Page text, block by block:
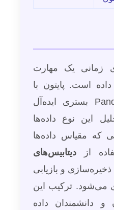
زمانی یک مهارت
است. پایتون با
کتابخانه قدرتمند Pandas بستری ایده‌آل
این نوع داده‌ها
که مقیاس داده‌ها
از دیتابیس‌های
ذخیره‌سازی و بازیابی
می‌شود. ترکیب این
و دانشمندان داده